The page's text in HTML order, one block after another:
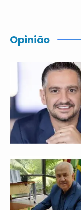
Opinião